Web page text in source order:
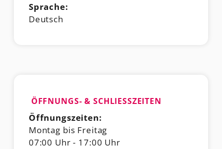
Sprache:
Deutsch
ÖFFNUNGS- & SCHLIESSZEITEN
Öffnungszeiten:
Montag bis Freitag
07:00 Uhr - 17:00 Uhr